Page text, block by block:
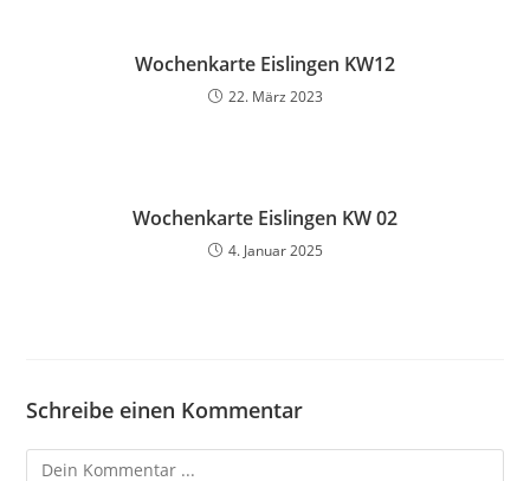
Wochenkarte Eislingen KW12
22. März 2023
Wochenkarte Eislingen KW 02
4. Januar 2025
Schreibe einen Kommentar